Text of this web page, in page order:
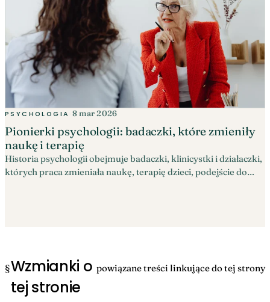
PSYCHOLOGIA · 8 mar 2026
Pionierki psychologii: badaczki, które zmieniły
naukę i terapię
Historia psychologii obejmuje badaczki, klinicystki i działaczki,
których praca zmieniała naukę, terapię dzieci, podejście do
§Wzmianki o
tej stronie
powiązane treści linkujące do tej strony